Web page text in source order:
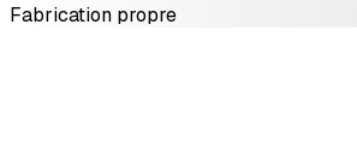
Fabrication propre